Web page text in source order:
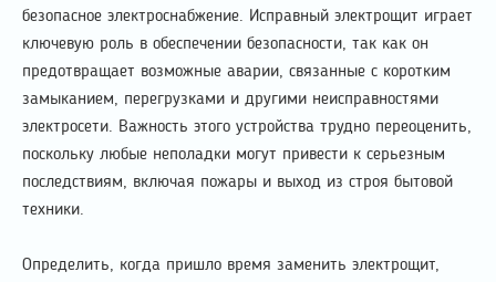
безопасное электроснабжение. Исправный электрощит играет
ключевую роль в обеспечении безопасности, так как он
предотвращает возможные аварии, связанные с коротким
замыканием, перегрузками и другими неисправностями
электросети. Важность этого устройства трудно переоценить,
поскольку любые неполадки могут привести к серьезным
последствиям, включая пожары и выход из строя бытовой
техники.
Определить, когда пришло время заменить электрощит,